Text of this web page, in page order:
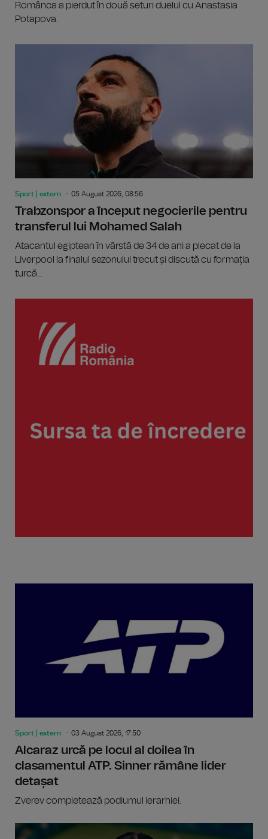
Românca a pierdut în două seturi duelul cu Anastasia
Potapova.
Sport | extern 05 August 2026, 08:56
Trabzonspor a început negocierile pentru
transferul lui Mohamed Salah
Atacantul egiptean în vârstă de 34 de ani a plecat de la
Liverpool la finalul sezonului trecut și discută cu formația
turcă...
Sport | extern 03 August 2026, 17:50
Alcaraz urcă pe locul al doilea în
clasamentul ATP. Sinner rămâne lider
detașat
Zverev completează podiumul ierarhiei.